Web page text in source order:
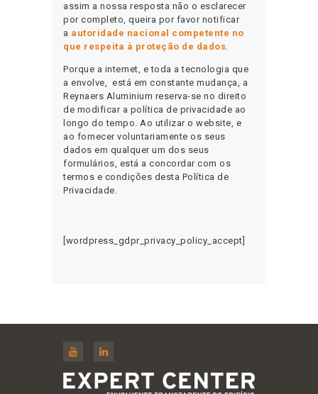
assim a nossa resposta não o esclarecer
por completo, queira por favor notificar
a autoridade nacional competente no
que respeita à proteção de dados.
Porque a internet, e toda a tecnologia que
a envolve, está em constante mudança, a
Reynaers Aluminium reserva-se no direito
de modificar a política de privacidade ao
longo do tempo. Ao utilizar o website, e
ao fornecer voluntariamente os seus
dados em qualquer um dos seus
formulários, está a concordar com os
termos e condições desta Política de
Privacidade.
[wordpress_gdpr_privacy_policy_accept]